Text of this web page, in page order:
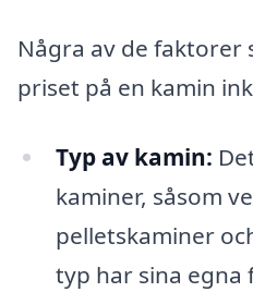
Några av de faktorer
priset på en kamin
Typ av kamin:
kaminer, såsom
pelletskaminer
typ har sina egna